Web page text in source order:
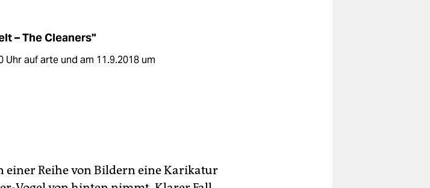
– The Cleaners"
Uhr auf arte und am 11.9.2018 um
Reihe von Bildern eine Karikatur